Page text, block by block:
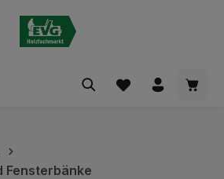
Fensterbänke